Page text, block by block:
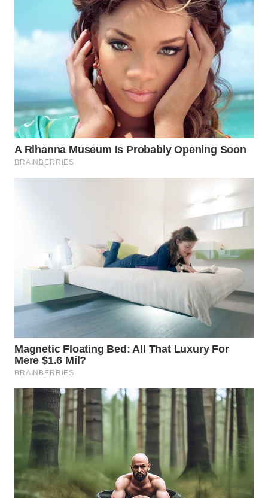
KUNINGAN
WN
MAJALENGKA
WN
SUBANG
PURWAKARTA
PRIANGAN
TIMUR
SEMARANG
WN
SOLO
WN
BOROBUDUR
WN
MADURA